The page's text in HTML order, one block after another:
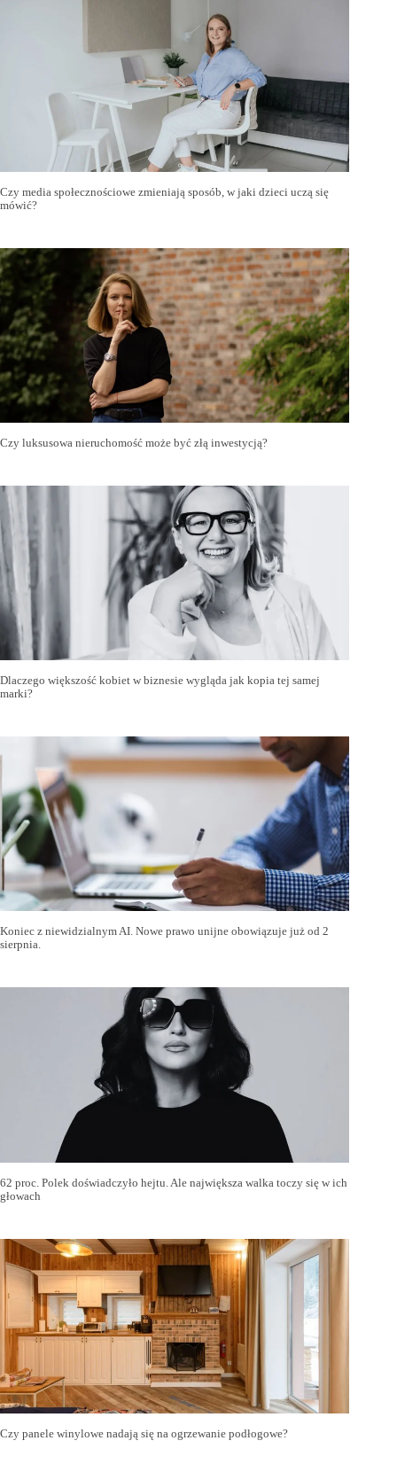
Czy media społecznościowe zmieniają sposób, w jaki dzieci uczą się
mówić?
Czy luksusowa nieruchomość może być złą inwestycją?
Dlaczego większość kobiet w biznesie wygląda jak kopia tej samej
marki?
Koniec z niewidzialnym AI. Nowe prawo unijne obowiązuje już od 2
sierpnia.
62 proc. Polek doświadczyło hejtu. Ale największa walka toczy się w ich
głowach
Czy panele winylowe nadają się na ogrzewanie podłogowe?